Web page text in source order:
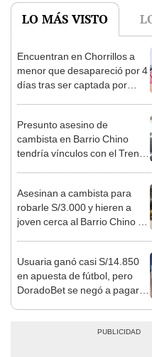
LO MÁS VISTO
Encuentran en Chorrillos a
menor que desapareció por 4
días tras ser captada por
Presunto asesino de
cambista en Barrio Chino
tendría vínculos con el Tren
Asesinan a cambista para
robarle S/3.000 y hieren a
joven cerca al Barrio Chino en
Usuaria ganó casi S/14.850
en apuesta de fútbol, pero
DoradoBet se negó a pagar: